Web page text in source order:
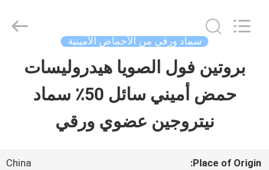
الصفحة
الرئيسية
Sichuan
Shihong
سماد ورقي من الأحماض الأمينية
بروتين فول الصويا هيدروليسات
حمض أميني سائل 50٪ سماد
نيتروجين عضوي ورقي
Place of Origin:
China